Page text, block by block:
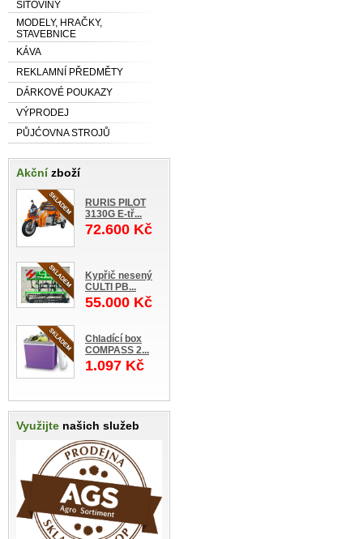
SÍŤOVINY
MODELY, HRAČKY,
STAVEBNICE
KÁVA
REKLAMNÍ PŘEDMĚTY
DÁRKOVÉ POUKAZY
VÝPRODEJ
PŮJĆOVNA STROJŮ
Akčnízboží
RURIS PILOT
3130G E-tř...
72.600 Kč
Kypřič nesený
CULTI PB...
55.000 Kč
Chladící box
COMPASS 2...
1.097 Kč
Využijte našich služeb